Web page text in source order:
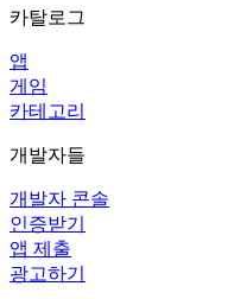
카탈로그
앱
게임
카테고리
개발자들
개발자 콘솔
인증받기
앱 제출
광고하기